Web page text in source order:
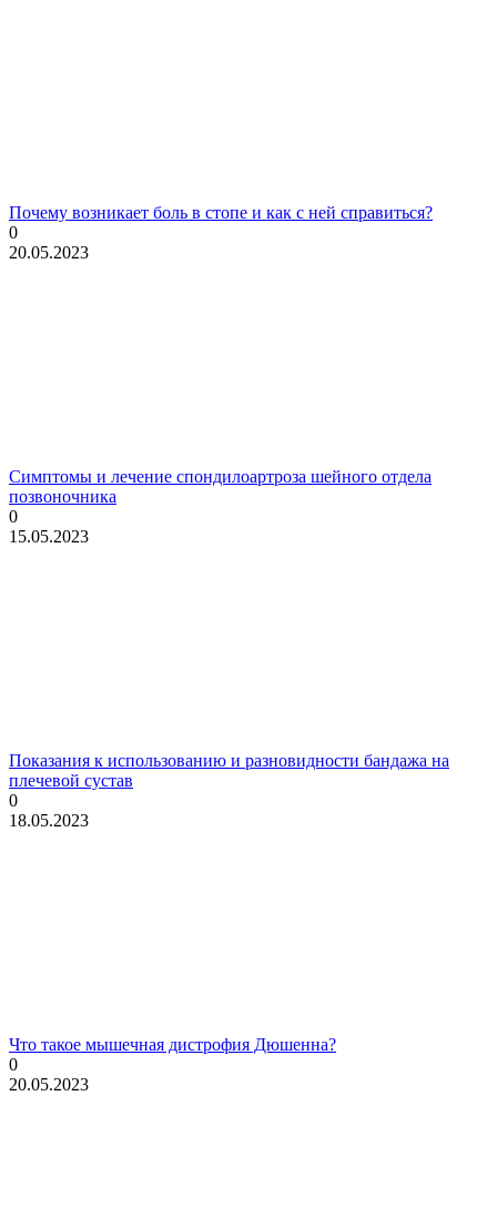
Почему возникает боль в стопе и как с ней справиться?
0
20.05.2023
Симптомы и лечение спондилоартроза шейного отдела
позвоночника
0
15.05.2023
Показания к использованию и разновидности бандажа на
плечевой сустав
0
18.05.2023
Что такое мышечная дистрофия Дюшенна?
0
20.05.2023